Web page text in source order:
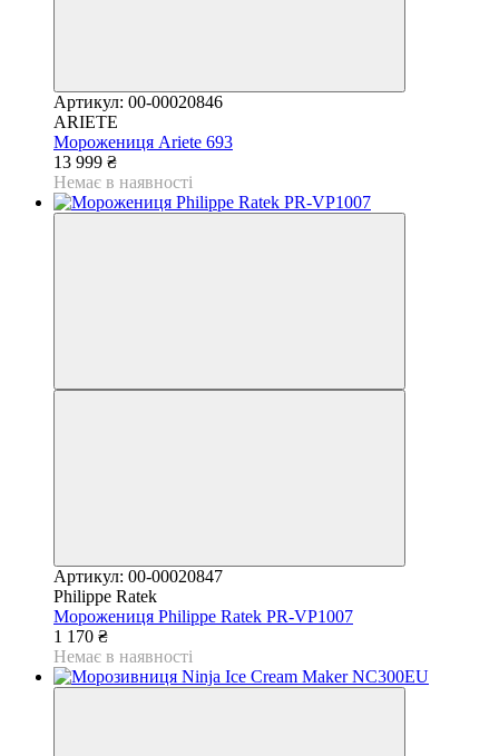
Артикул: 00-00020846
ARIETE
Морожениця Ariete 693
13 999 ₴
Немає в наявності
Артикул: 00-00020847
Philippe Ratek
Морожениця Philippe Ratek PR-VP1007
1 170 ₴
Немає в наявності